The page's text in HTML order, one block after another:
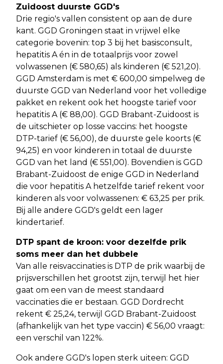
Zuidoost duurste GGD's
Drie regio's vallen consistent op aan de dure
kant. GGD Groningen staat in vrijwel elke
categorie bovenin: top 3 bij het basisconsult,
hepatitis A én in de totaalprijs voor zowel
volwassenen (€ 580,65) als kinderen (€ 521,20).
GGD Amsterdam is met € 600,00 simpelweg de
duurste GGD van Nederland voor het volledige
pakket en rekent ook het hoogste tarief voor
hepatitis A (€ 88,00). GGD Brabant-Zuidoost is
de uitschieter op losse vaccins: het hoogste
DTP-tarief (€ 56,00), de duurste gele koorts (€
94,25) en voor kinderen in totaal de duurste
GGD van het land (€ 551,00). Bovendien is GGD
Brabant-Zuidoost de enige GGD in Nederland
die voor hepatitis A hetzelfde tarief rekent voor
kinderen als voor volwassenen: € 63,25 per prik.
Bij alle andere GGD's geldt een lager
kindertarief.
DTP spant de kroon: voor dezelfde prik
soms meer dan het dubbele
Van alle reisvaccinaties is DTP de prik waarbij de
prijsverschillen het grootst zijn, terwijl het hier
gaat om een van de meest standaard
vaccinaties die er bestaan. GGD Dordrecht
rekent € 25,24, terwijl GGD Brabant-Zuidoost
(afhankelijk van het type vaccin) € 56,00 vraagt:
een verschil van 122%.
Ook andere GGD's lopen sterk uiteen: GGD